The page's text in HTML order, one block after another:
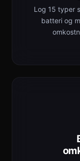
Log 15 typer
batteri og